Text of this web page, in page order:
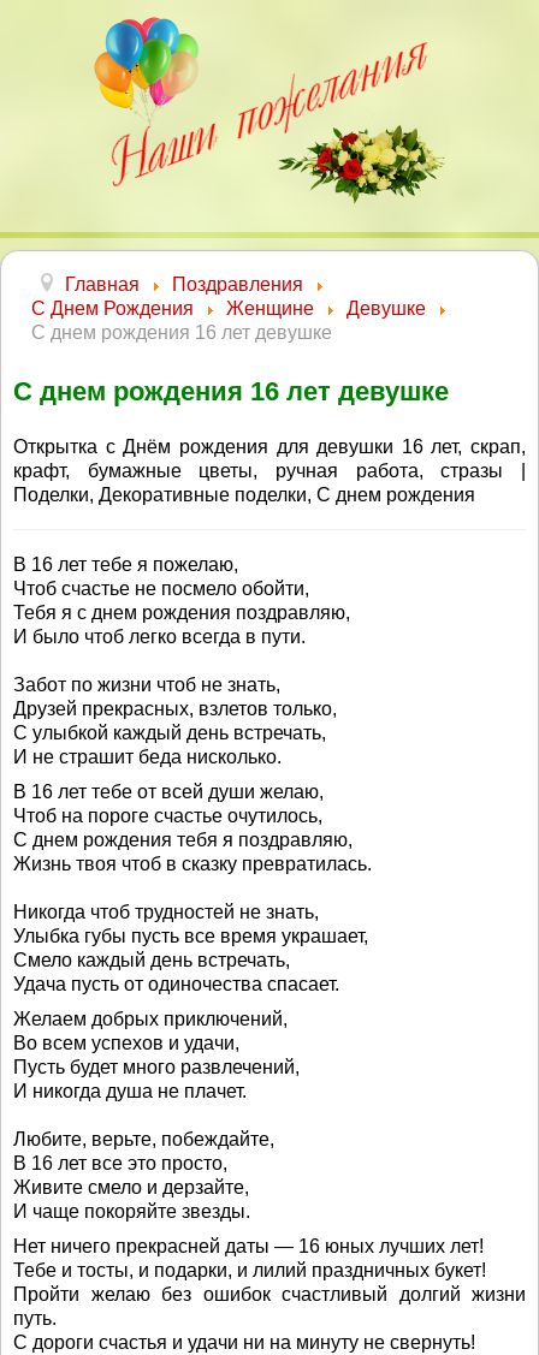
Главная
Поздравления
С Днем Рождения
Женщине
Девушке
С днем рождения 16 лет девушке
С днем рождения 16 лет девушке
Открытка с Днём рождения для девушки 16 лет, скрап,
крафт, бумажные цветы, ручная работа, стразы |
Поделки, Декоративные поделки, С днем рождения
В 16 лет тебе я пожелаю,
Чтоб счастье не посмело обойти,
Тебя я с днем рождения поздравляю,
И было чтоб легко всегда в пути.
Забот по жизни чтоб не знать,
Друзей прекрасных, взлетов только,
С улыбкой каждый день встречать,
И не страшит беда нисколько.
В 16 лет тебе от всей души желаю,
Чтоб на пороге счастье очутилось,
С днем рождения тебя я поздравляю,
Жизнь твоя чтоб в сказку превратилась.
Никогда чтоб трудностей не знать,
Улыбка губы пусть все время украшает,
Смело каждый день встречать,
Удача пусть от одиночества спасает.
Желаем добрых приключений,
Во всем успехов и удачи,
Пусть будет много развлечений,
И никогда душа не плачет.
Любите, верьте, побеждайте,
В 16 лет все это просто,
Живите смело и дерзайте,
И чаще покоряйте звезды.
Нет ничего прекрасней даты — 16 юных лучших лет!
Тебе и тосты, и подарки, и лилий праздничных букет!
Пройти желаю без ошибок счастливый долгий жизни
путь.
С дороги счастья и удачи ни на минуту не свернуть!